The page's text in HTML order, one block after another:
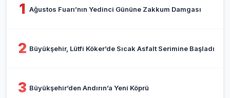
1 Ağustos Fuarı’nın Yedinci Gününe Zakkum Damgası
2 Büyükşehir, Lütfi Köker’de Sıcak Asfalt Serimine Başladı
3 Büyükşehir’den Andırın’a Yeni Köprü